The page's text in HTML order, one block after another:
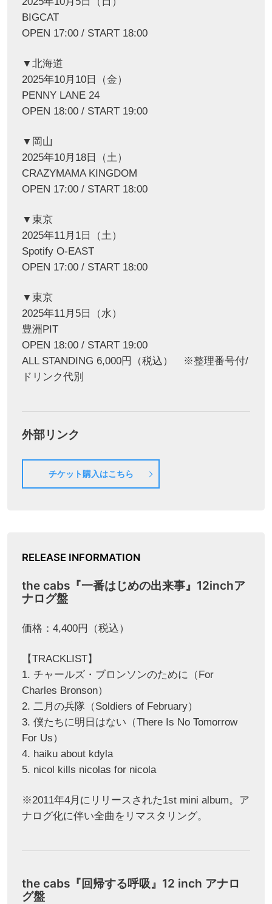
BIGCAT
OPEN 17:00 / START 18:00
▼北海道
2025年10月10日（金）
PENNY LANE 24
OPEN 18:00 / START 19:00
▼岡山
2025年10月18日（土）
CRAZYMAMA KINGDOM
OPEN 17:00 / START 18:00
▼東京
2025年11月1日（土）
Spotify O-EAST
OPEN 17:00 / START 18:00
▼東京
2025年11月5日（水）
豊洲PIT
OPEN 18:00 / START 19:00
ALL STANDING 6,000円（税込） ※整理番号付/
ドリンク代別
外部リンク
チケット購入はこちら
RELEASE INFORMATION
the cabs『一番はじめの出来事』12inchア
ナログ盤
価格：4,400円（税込）
【TRACKLIST】
1. チャールズ・ブロンソンのために（For
Charles Bronson）
2. 二月の兵隊（Soldiers of February）
3. 僕たちに明日はない（There Is No Tomorrow
For Us）
4. haiku about kdyla
5. nicol kills nicolas for nicola
※2011年4月にリリースされた1st mini album。ア
ナログ化に伴い全曲をリマスタリング。
the cabs『回帰する呼吸』12 inch アナロ
グ盤